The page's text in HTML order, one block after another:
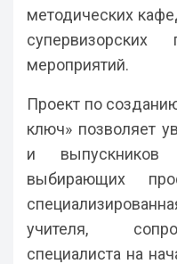
методических
супервизорских
мероприятий.
Проект по
ключ» позволяет
и выпускников
выбирающих
учителя,
специалиста на